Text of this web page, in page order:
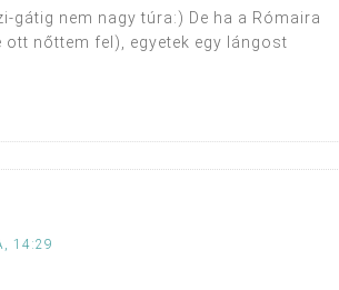
gátig nem nagy túra:) De ha a Rómaira
nőttem fel), egyetek egy lángost
14:29